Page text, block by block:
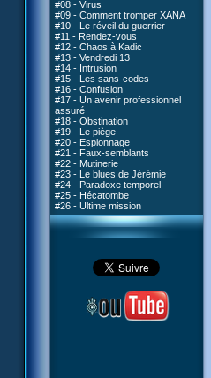
#08 - Virus
#09 - Comment tromper XANA
#10 - Le réveil du guerrier
#11 - Rendez-vous
#12 - Chaos à Kadic
#13 - Vendredi 13
#14 - Intrusion
#15 - Les sans-codes
#16 - Confusion
#17 - Un avenir professionnel
assuré
#18 - Obstination
#19 - Le piège
#20 - Espionnage
#21 - Faux-semblants
#22 - Mutinerie
#23 - Le blues de Jérémie
#24 - Paradoxe temporel
#25 - Hécatombe
#26 - Ultime mission